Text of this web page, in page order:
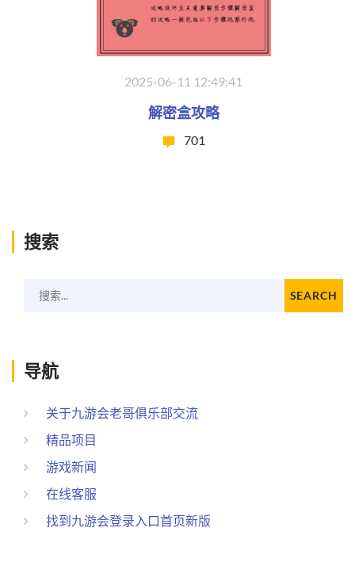
2025-06-11 12:49:41
解密盒攻略
701
搜索
搜索... SEARCH
导航
关于九游会老哥俱乐部交流
精品项目
游戏新闻
在线客服
找到九游会登录入口首页新版